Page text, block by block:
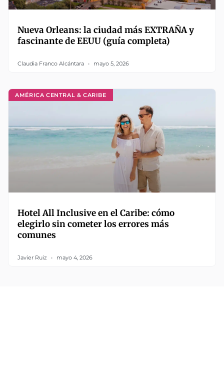
Nueva Orleans: la ciudad más EXTRAÑA y
fascinante de EEUU (guía completa)
Claudia Franco Alcántara mayo 5, 2026
AMÉRICA CENTRAL & CARIBE
Hotel All Inclusive en el Caribe: cómo
elegirlo sin cometer los errores más
comunes
Javier Ruiz mayo 4, 2026